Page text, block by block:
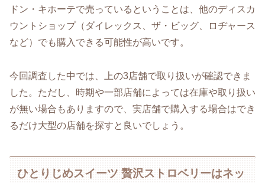
ドン・キホーテで売っているということは、他のディスカ
ウントショップ（ダイレックス、ザ・ビッグ、ロヂャース
など）でも購入できる可能性が高いです。
今回調査した中では、上の3店舗で取り扱いが確認できま
した。ただし、時期や一部店舗によっては在庫や取り扱い
が無い場合もありますので、実店舗で購入する場合はでき
るだけ大型の店舗を探すと良いでしょう。
ひとりじめスイーツ 贅沢ストロベリーはネッ